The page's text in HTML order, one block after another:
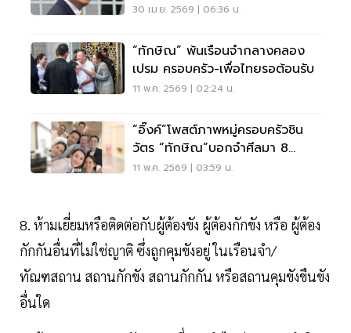
30 เม.ย. 2569 | 06:36 น.
“ทักษิณ” พ้นเรือนจำกลางคลอง
เปรม ครอบครัว-เพื่อไทยรอต้อนรับ
11 พ.ค. 2569 | 02:24 น.
“อิ๊งค์”โพสต์ภาพหมู่ครอบครัวชิน
วัตร “ทักษิณ”บอกจำศีลมา 8
เดือน
11 พ.ค. 2569 | 03:59 น.
8. ห้ามเยี่ยมหรือติดต่อกับผู้ต้องขัง ผู้ต้องกักขัง หรือ ผู้ต้อง
กักกันอื่นที่ไม่ใช่ญาติ ซึ่งถูกคุมขังอยู่ ในเรือนจำ/
ทัณฑสถาน สถานกักขัง สถานกักกัน หรือสถานคุมขังขืนขัง
อื่นใด